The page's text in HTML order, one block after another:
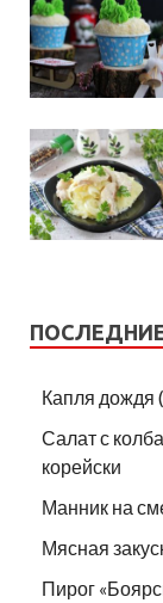
Капля дождя
Салат с
корейски
Манник на
Мясная
Пирог